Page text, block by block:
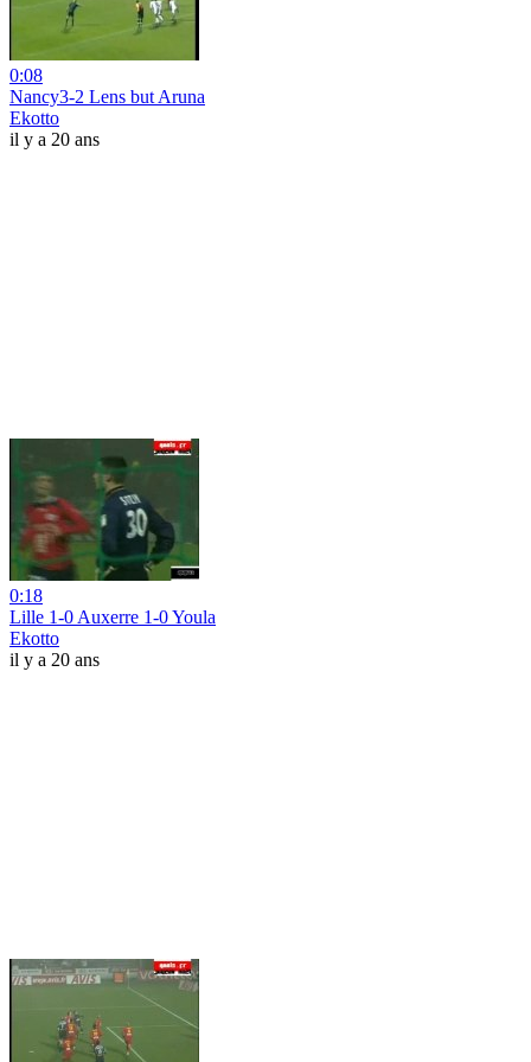
0:08
Nancy3-2 Lens but Aruna
Ekotto
il y a 20 ans
0:18
Lille 1-0 Auxerre 1-0 Youla
Ekotto
il y a 20 ans